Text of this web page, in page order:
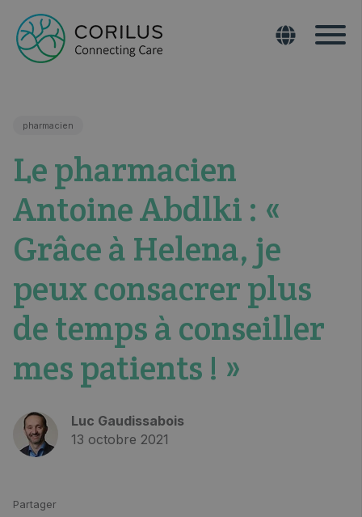
pharmacien
Le pharmacien
Antoine Abdlki : «
Grâce à Helena, je
peux consacrer plus
de temps à conseiller
mes patients ! »
Luc Gaudissabois
13 octobre 2021
Partager